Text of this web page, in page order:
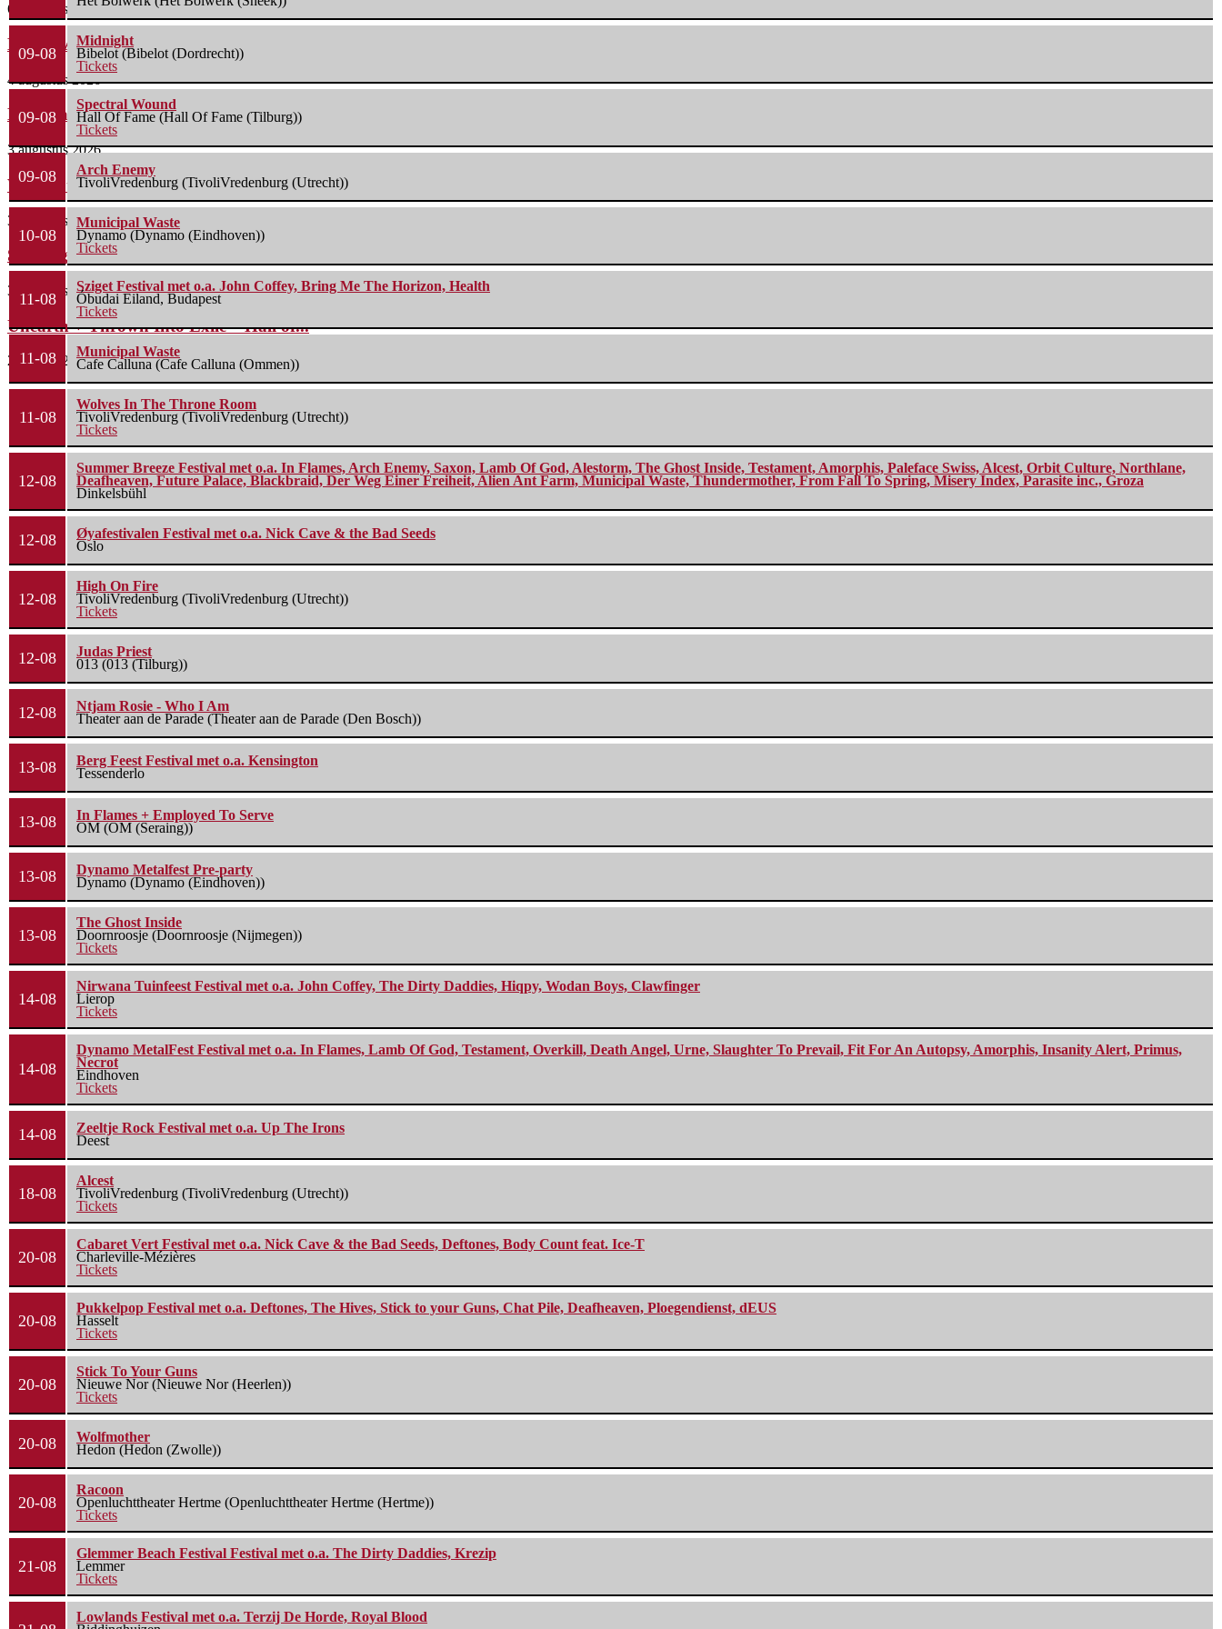
6 augustus 2026
Life Of Agony + Second Function – Underworld...
4 augustus 2026
Nick Cave & The Bad Seeds – Preston...
3 augustus 2026
Wolfmother + The Howlers – o2 Shepherd’s Bush...
3 augustus 2026
Savatage – 013 Tilburg – 01/08/2026
3 augustus 2026
Unearth + Thrown Into Exile – Hall of...
29 juli 2026
09-08
Midnight
Bibelot (Bibelot (Dordrecht))
Tickets
09-08
Spectral Wound
Hall Of Fame (Hall Of Fame (Tilburg))
Tickets
09-08
Arch Enemy
TivoliVredenburg (TivoliVredenburg (Utrecht))
10-08
Municipal Waste
Dynamo (Dynamo (Eindhoven))
Tickets
11-08
Sziget Festival met o.a. John Coffey, Bring Me The Horizon, Health
Óbudai Eiland, Budapest
Tickets
11-08
Municipal Waste
Cafe Calluna (Cafe Calluna (Ommen))
11-08
Wolves In The Throne Room
TivoliVredenburg (TivoliVredenburg (Utrecht))
Tickets
12-08
Summer Breeze Festival met o.a. In Flames, Arch Enemy, Saxon, Lamb Of God, Alestorm, The Ghost Inside, Testament, Amorphis, Paleface Swiss, Alcest, Orbit Culture, Northlane,
Deafheaven, Future Palace, Blackbraid, Der Weg Einer Freiheit, Alien Ant Farm, Municipal Waste, Thundermother, From Fall To Spring, Misery Index, Parasite inc., Groza
Dinkelsbühl
12-08
Øyafestivalen Festival met o.a. Nick Cave & the Bad Seeds
Oslo
12-08
High On Fire
TivoliVredenburg (TivoliVredenburg (Utrecht))
Tickets
12-08
Judas Priest
013 (013 (Tilburg))
12-08
Ntjam Rosie - Who I Am
Theater aan de Parade (Theater aan de Parade (Den Bosch))
13-08
Berg Feest Festival met o.a. Kensington
Tessenderlo
13-08
In Flames + Employed To Serve
OM (OM (Seraing))
13-08
Dynamo Metalfest Pre-party
Dynamo (Dynamo (Eindhoven))
13-08
The Ghost Inside
Doornroosje (Doornroosje (Nijmegen))
Tickets
14-08
Nirwana Tuinfeest Festival met o.a. John Coffey, The Dirty Daddies, Hiqpy, Wodan Boys, Clawfinger
Lierop
Tickets
14-08
Dynamo MetalFest Festival met o.a. In Flames, Lamb Of God, Testament, Overkill, Death Angel, Urne, Slaughter To Prevail, Fit For An Autopsy, Amorphis, Insanity Alert, Primus,
Necrot
Eindhoven
Tickets
14-08
Zeeltje Rock Festival met o.a. Up The Irons
Deest
18-08
Alcest
TivoliVredenburg (TivoliVredenburg (Utrecht))
Tickets
20-08
Cabaret Vert Festival met o.a. Nick Cave & the Bad Seeds, Deftones, Body Count feat. Ice-T
Charleville-Mézières
Tickets
20-08
Pukkelpop Festival met o.a. Deftones, The Hives, Stick to your Guns, Chat Pile, Deafheaven, Ploegendienst, dEUS
Hasselt
Tickets
20-08
Stick To Your Guns
Nieuwe Nor (Nieuwe Nor (Heerlen))
Tickets
20-08
Wolfmother
Hedon (Hedon (Zwolle))
20-08
Racoon
Openluchttheater Hertme (Openluchttheater Hertme (Hertme))
Tickets
21-08
Glemmer Beach Festival Festival met o.a. The Dirty Daddies, Krezip
Lemmer
Tickets
Lowlands Festival met o.a. Terzij De Horde, Royal Blood